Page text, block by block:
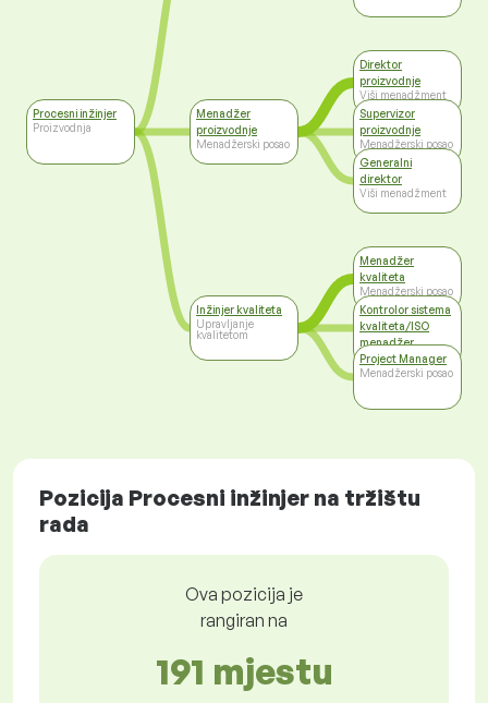
Procesni inžinjer
Proizvodnja
Menadžer
proizvodnje
Menadžerski posao
Inžinjer kvaliteta
Upravljanje
kvalitetom
Direktor
proizvodnje
Viši menadžment
Supervizor
proizvodnje
Menadžerski posao
Generalni
direktor
Viši menadžment
Menadžer
kvaliteta
Menadžerski posao
Kontrolor sistema
kvaliteta/ISO
menadžer
Viši menadžment
Project Manager
Menadžerski posao
Pozicija Procesni inžinjer na tržištu
rada
Ova pozicija je
rangiran na
191 mjestu